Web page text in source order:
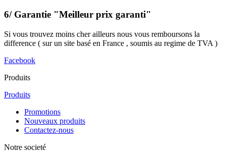
6/ Garantie "Meilleur prix garanti"
Si vous trouvez moins cher ailleurs nous vous remboursons la
difference ( sur un site basé en France , soumis au regime de TVA )
Facebook
Produits
Produits
Promotions
Nouveaux produits
Contactez-nous
Notre societé